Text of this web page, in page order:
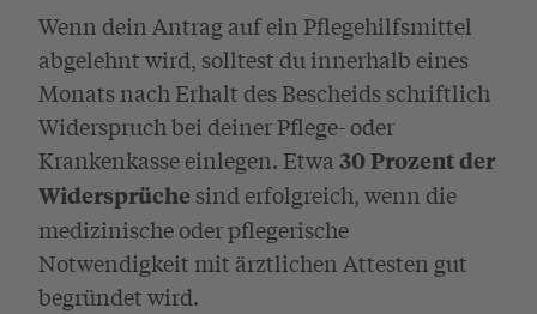
Wenn dein Antrag auf ein Pflegehilfsmittel
abgelehnt wird, solltest du innerhalb eines
Monats nach Erhalt des Bescheids schriftlich
Widerspruch bei deiner Pflege- oder
Krankenkasse einlegen. Etwa 30 Prozent der
Widersprüche sind erfolgreich, wenn die
medizinische oder pflegerische
Notwendigkeit mit ärztlichen Attesten gut
begründet wird.